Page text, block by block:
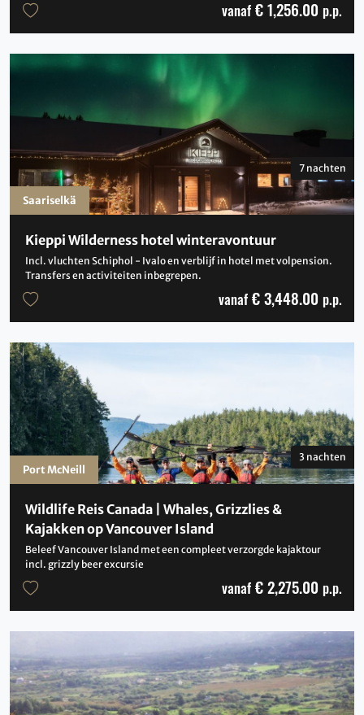
vanaf € 1,256.00 p.p.
Kieppi Wilderness hotel winteravontuur
Incl. vluchten Schiphol - Ivalo en verblijf in hotel met volpension.
Transfers en activiteiten inbegrepen.
7 nachten
vanaf € 3,448.00 p.p.
Saariselkä
Wildlife Reis Canada | Whales, Grizzlies &
Kajakken op Vancouver Island
Beleef Vancouver Island met een compleet verzorgde kajaktour
incl. grizzly beer excursie
3 nachten
vanaf € 2,275.00 p.p.
Port McNeill